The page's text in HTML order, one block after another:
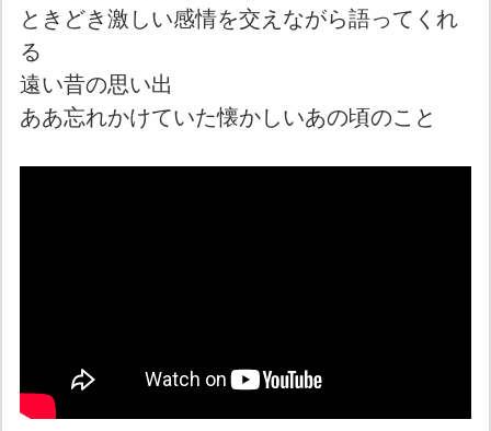
ときどき激しい感情を交えながら語ってくれ
る
遠い昔の思い出
ああ忘れかけていた懐かしいあの頃のこと